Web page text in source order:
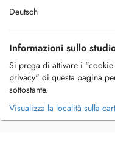
Deutsch
Informazioni sullo
Si prega di attivare i
privacy" di questa pagina
sottostante.
Visualizza la località sulla